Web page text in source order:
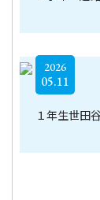
2026
05.11
１年生世田